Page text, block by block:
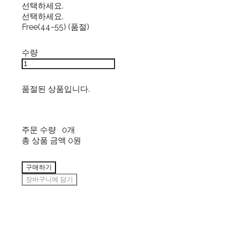
선택하세요.
선택하세요.
Free(44~55) (품절)
수량
품절된 상품입니다.
주문 수량
0개
총 상품 금액 0원
구매하기
장바구니에 담기